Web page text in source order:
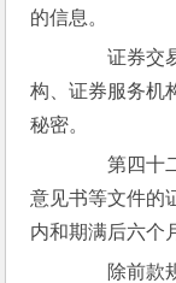
的信息。
证券交易
构、证券服务机
秘密。
第四十二
意见书等文件的
内和期满后六个
除前款规